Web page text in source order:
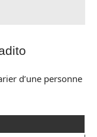
d’une personne